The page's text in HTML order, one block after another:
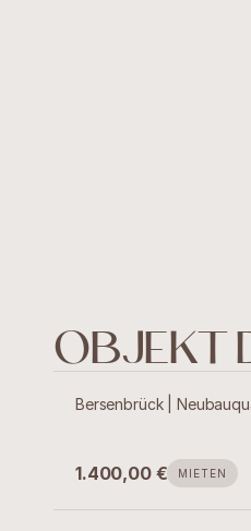
OBJEKT
Bersenbrück |
1.400,00 € MIETEN